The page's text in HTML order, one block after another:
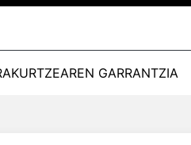
GARRANTZIA